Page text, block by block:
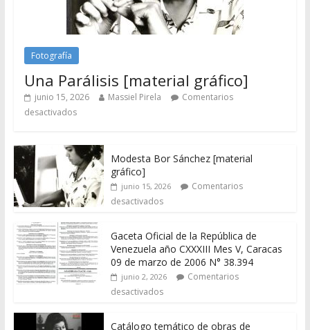
Fotografía
Una Parálisis [material gráfico]
junio 15, 2026 Massiel Pirela
Comentarios
desactivados
Modesta Bor Sánchez [material
gráfico]
junio 15, 2026
Comentarios
desactivados
Gaceta Oficial de la República de
Venezuela año CXXXIII Mes V, Caracas
09 de marzo de 2006 N° 38.394
junio 2, 2026
Comentarios
desactivados
Catálogo temático de obras de